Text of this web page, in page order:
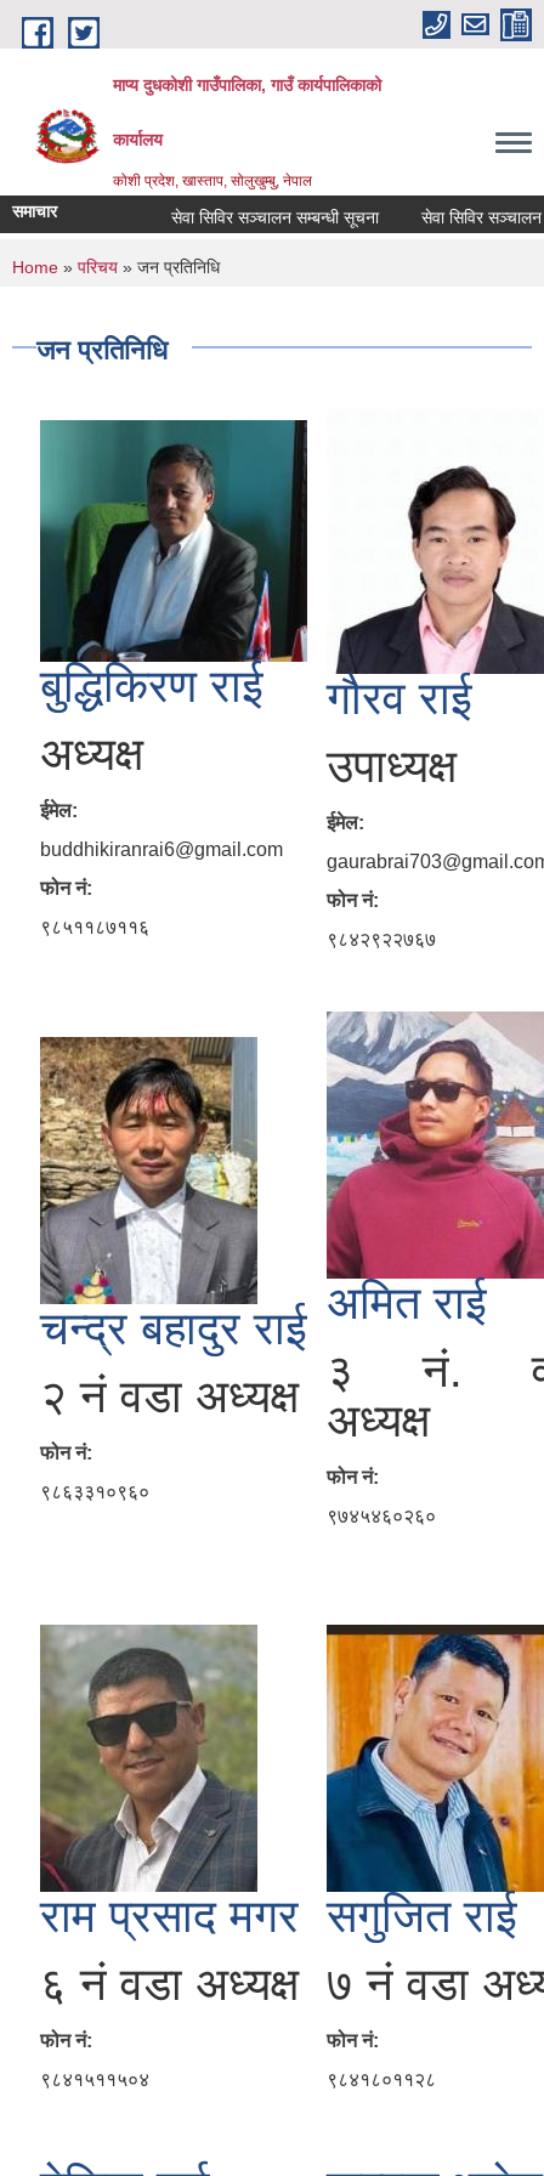
Skip to main content
माप्य दुधकोशी गाउँपालिका, गाउँ कार्यपालिकाको
कार्यालय
कोशी प्रदेश, खास्ताप, सोलुखुम्बु, नेपाल
समाचार सेवा सिविर सञ्चालन सम्बन्धी सूचना सेवा सिविर सञ्चालन
You are here
Home » परिचय » जन प्रतिनिधि
जन प्रतिनिधि
बुद्धिकिरण राई
अध्यक्ष
ईमेल:
buddhikiranrai6@gmail.com
फोन नं:
९८५११८७११६
गौरव राई
उपाध्यक्ष
ईमेल:
फोन नं:
९८४२९२२७६७
चन्द्र बहादुर राई
२ नं वडा अध्यक्ष
फोन नं:
९८६३३१०९६०
अमित राई
३ नं.
अध्यक्ष
फोन नं:
९७४५४६०२६०
राम प्रसाद मगर
६ नं वडा अध्यक्ष
फोन नं:
९८४१५११५०४
सगुजित राई
७ नं वडा
फोन नं:
९८४१८०११२८